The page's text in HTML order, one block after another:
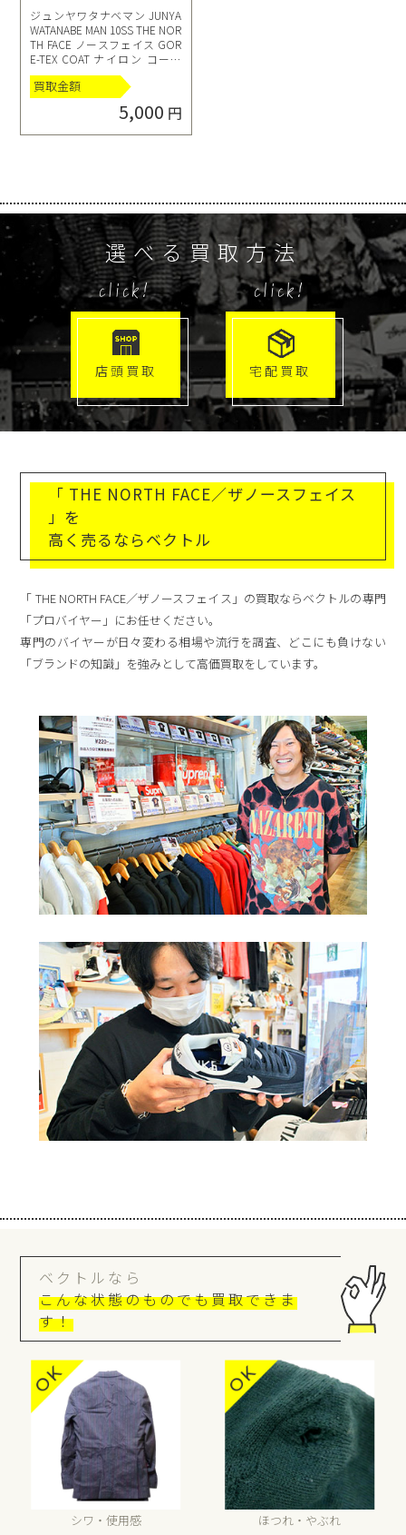
ジュンヤワタナベマン JUNYA
WATANABE MAN 10SS THE NOR
TH FACE ノースフェイス GOR
E-TEX COAT ナイロン コート
ベージュ XS WE-C101
買取金額
5,000 円
選べる買取方法
click!
店頭買取
click!
宅配買取
「 THE NORTH FACE／ザノースフェイス
」を
高く売るならベクトル
「 THE NORTH FACE／ザノースフェイス」の買取ならベクトルの専門
「プロバイヤー」にお任せください。
専門のバイヤーが日々変わる相場や流行を調査、どこにも負けない
「ブランドの知識」を強みとして高価買取をしています。
ベクトルなら
こんな状態のものでも買取できま
す！
シワ・使用感 ほつれ・やぶれ